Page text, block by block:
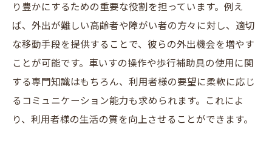
り豊かにするための重要な役割を担っています。例え
ば、外出が難しい高齢者や障がい者の方々に対し、適切
な移動手段を提供することで、彼らの外出機会を増やす
ことが可能です。車いすの操作や歩行補助具の使用に関
する専門知識はもちろん、利用者様の要望に柔軟に応じ
るコミュニケーション能力も求められます。これによ
り、利用者様の生活の質を向上させることができます。